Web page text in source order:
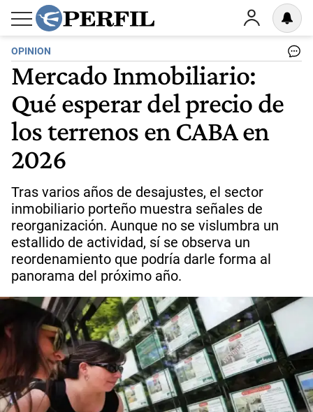
OPINION
Mercado Inmobiliario:
Qué esperar del precio de
los terrenos en CABA en
2026
Tras varios años de desajustes, el sector
inmobiliario porteño muestra señales de
reorganización. Aunque no se vislumbra un
estallido de actividad, sí se observa un
reordenamiento que podría darle forma al
panorama del próximo año.